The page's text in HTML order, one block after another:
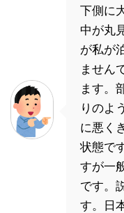
下側に
中が丸
が私が
ません
ます。
りのよ
に悪く
状態で
すが一
です。
す。日